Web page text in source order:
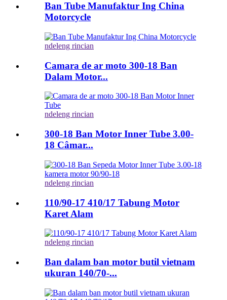
Ban Tube Manufaktur Ing China
Motorcycle
ndeleng rincian
Camara de ar moto 300-18 Ban
Dalam Motor...
ndeleng rincian
300-18 Ban Motor Inner Tube 3.00-
18 Câmar...
ndeleng rincian
110/90-17 410/17 Tabung Motor
Karet Alam
ndeleng rincian
Ban dalam ban motor butil vietnam
ukuran 140/70-...